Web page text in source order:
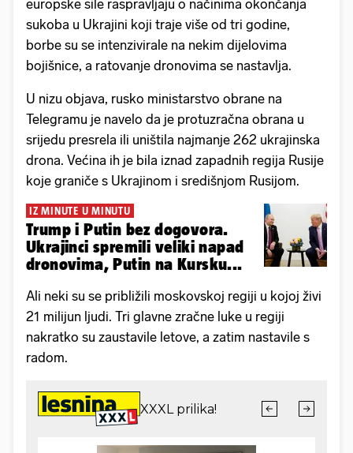
europske sile raspravljaju o načinima okončanja
sukoba u Ukrajini koji traje više od tri godine,
borbe su se intenzivirale na nekim dijelovima
bojišnice, a ratovanje dronovima se nastavlja.
U nizu objava, rusko ministarstvo obrane na
Telegramu je navelo da je protuzračna obrana u
srijedu presrela ili uništila najmanje 262 ukrajinska
drona. Većina ih je bila iznad zapadnih regija Rusije
koje graniče s Ukrajinom i središnjom Rusijom.
IZ MINUTE U MINUTU
Trump i Putin bez dogovora.
Ukrajinci spremili veliki napad
dronovima, Putin na Kursku...
Ali neki su se približili moskovskoj regiji u kojoj živi
21 milijun ljudi. Tri glavne zračne luke u regiji
nakratko su zaustavile letove, a zatim nastavile s
radom.